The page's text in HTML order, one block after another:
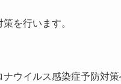
を行います。
ウイルス感染症予防対